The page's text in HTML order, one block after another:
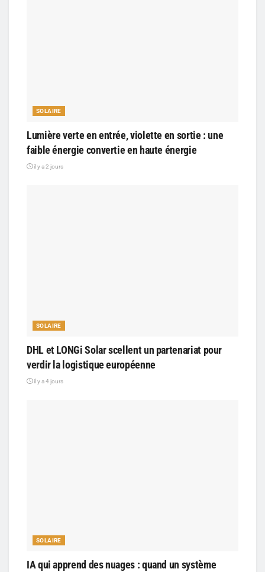
SOLAIRE
Lumière verte en entrée, violette en sortie : une
faible énergie convertie en haute énergie
il y a 2 jours
SOLAIRE
DHL et LONGi Solar scellent un partenariat pour
verdir la logistique européenne
il y a 4 jours
SOLAIRE
IA qui apprend des nuages : quand un système